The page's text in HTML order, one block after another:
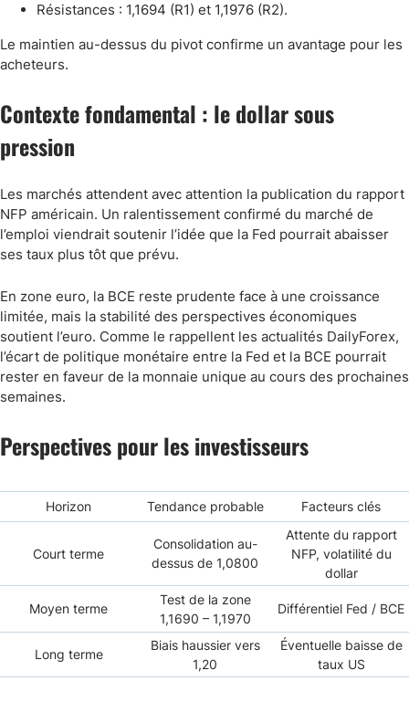
Résistances : 1,1694 (R1) et 1,1976 (R2).
Le maintien au-dessus du pivot confirme un avantage pour les
acheteurs.
Contexte fondamental : le dollar sous
pression
Les marchés attendent avec attention la publication du rapport
NFP américain. Un ralentissement confirmé du marché de
l’emploi viendrait soutenir l’idée que la Fed pourrait abaisser
ses taux plus tôt que prévu.
En zone euro, la BCE reste prudente face à une croissance
limitée, mais la stabilité des perspectives économiques
soutient l’euro. Comme le rappellent les actualités DailyForex,
l’écart de politique monétaire entre la Fed et la BCE pourrait
rester en faveur de la monnaie unique au cours des prochaines
semaines.
Perspectives pour les investisseurs
Horizon Tendance probable Facteurs clés
Court terme
Consolidation au-
dessus de 1,0800
Attente du rapport
NFP, volatilité du
dollar
Moyen terme
Test de la zone
1,1690 – 1,1970
Différentiel Fed / BCE
Long terme
Biais haussier vers
1,20
Éventuelle baisse de
taux US